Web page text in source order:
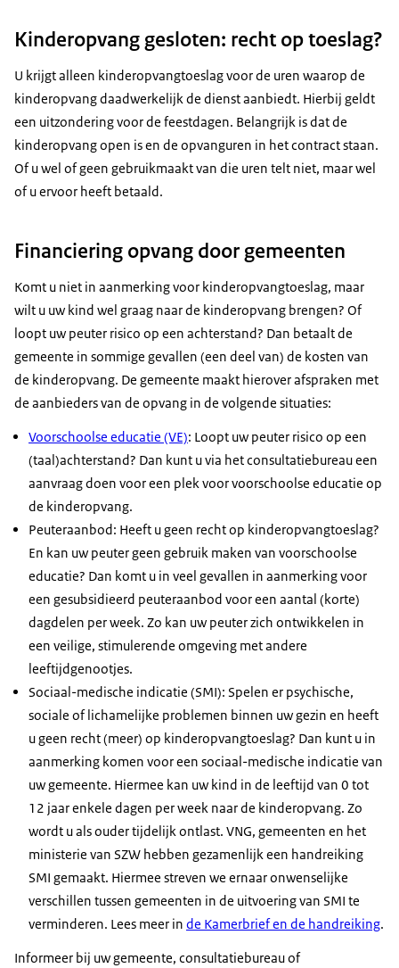
Kinderopvang gesloten: recht op toeslag?
U krijgt alleen kinderopvangtoeslag voor de uren waarop de
kinderopvang daadwerkelijk de dienst aanbiedt. Hierbij geldt
een uitzondering voor de feestdagen. Belangrijk is dat de
kinderopvang open is en de opvanguren in het contract staan.
Of u wel of geen gebruikmaakt van die uren telt niet, maar wel
of u ervoor heeft betaald.
Financiering opvang door gemeenten
Komt u niet in aanmerking voor kinderopvangtoeslag, maar
wilt u uw kind wel graag naar de kinderopvang brengen? Of
loopt uw peuter risico op een achterstand? Dan betaalt de
gemeente in sommige gevallen (een deel van) de kosten van
de kinderopvang. De gemeente maakt hierover afspraken met
de aanbieders van de opvang in de volgende situaties:
Voorschoolse educatie (VE): Loopt uw peuter risico op een
(taal)achterstand? Dan kunt u via het consultatiebureau een
aanvraag doen voor een plek voor voorschoolse educatie op
de kinderopvang.
Peuteraanbod: Heeft u geen recht op kinderopvangtoeslag?
En kan uw peuter geen gebruik maken van voorschoolse
educatie? Dan komt u in veel gevallen in aanmerking voor
een gesubsidieerd peuteraanbod voor een aantal (korte)
dagdelen per week. Zo kan uw peuter zich ontwikkelen in
een veilige, stimulerende omgeving met andere
leeftijdgenootjes.
Sociaal-medische indicatie (SMI): Spelen er psychische,
sociale of lichamelijke problemen binnen uw gezin en heeft
u geen recht (meer) op kinderopvangtoeslag? Dan kunt u in
aanmerking komen voor een sociaal-medische indicatie van
uw gemeente. Hiermee kan uw kind in de leeftijd van 0 tot
12 jaar enkele dagen per week naar de kinderopvang. Zo
wordt u als ouder tijdelijk ontlast. VNG, gemeenten en het
ministerie van SZW hebben gezamenlijk een handreiking
SMI gemaakt. Hiermee streven we ernaar onwenselijke
verschillen tussen gemeenten in de uitvoering van SMI te
verminderen. Lees meer in de Kamerbrief en de handreiking.
Informeer bij uw gemeente, consultatiebureau of